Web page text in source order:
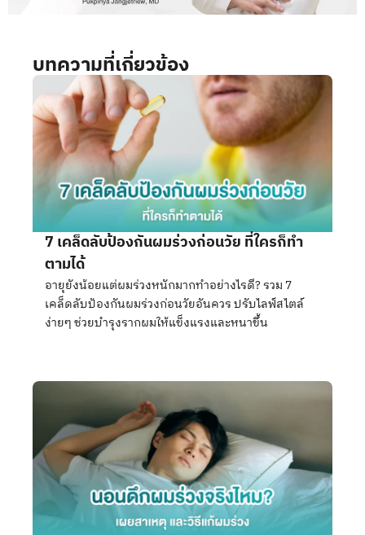
บทความที่เกี่ยวข้อง
7 เคล็ดลับป้องกันผมร่วงก่อนวัย ที่ใครก็ทำ
ตามได้
อายุยังน้อยแต่ผมร่วงหนักมากทำอย่างไรดี? รวม 7
เคล็ดลับป้องกันผมร่วงก่อนวัยอันควร ปรับไลฟ์สไตล์
ง่ายๆ ช่วยบำรุงรากผมให้แข็งแรงและหนาขึ้น